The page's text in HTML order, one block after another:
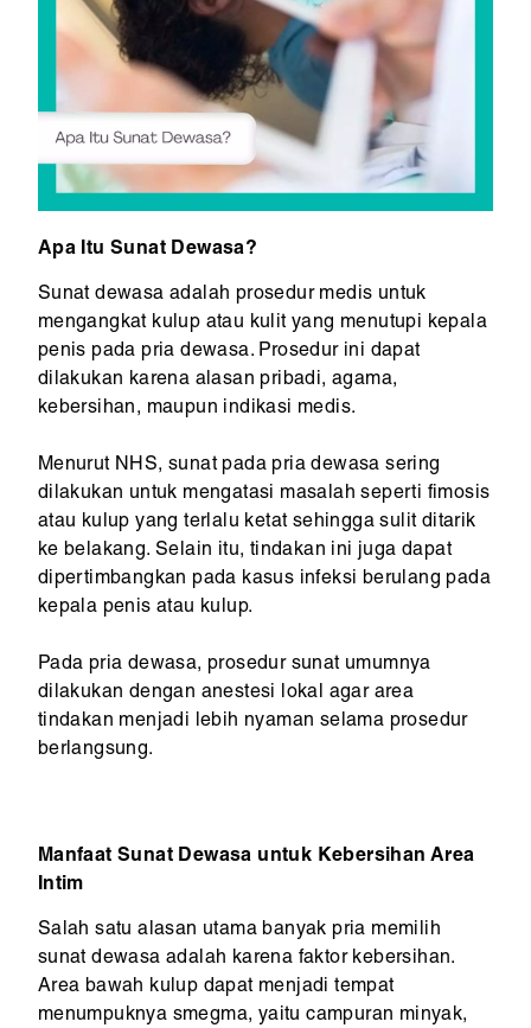
Apa Itu Sunat Dewasa?
Sunat dewasa adalah prosedur medis untuk
mengangkat kulup atau kulit yang menutupi kepala
penis pada pria dewasa. Prosedur ini dapat
dilakukan karena alasan pribadi, agama,
kebersihan, maupun indikasi medis.
Menurut NHS, sunat pada pria dewasa sering
dilakukan untuk mengatasi masalah seperti fimosis
atau kulup yang terlalu ketat sehingga sulit ditarik
ke belakang. Selain itu, tindakan ini juga dapat
dipertimbangkan pada kasus infeksi berulang pada
kepala penis atau kulup.
Pada pria dewasa, prosedur sunat umumnya
dilakukan dengan anestesi lokal agar area
tindakan menjadi lebih nyaman selama prosedur
berlangsung.
Manfaat Sunat Dewasa untuk Kebersihan Area
Intim
Salah satu alasan utama banyak pria memilih
sunat dewasa adalah karena faktor kebersihan.
Area bawah kulup dapat menjadi tempat
menumpuknya smegma, yaitu campuran minyak,